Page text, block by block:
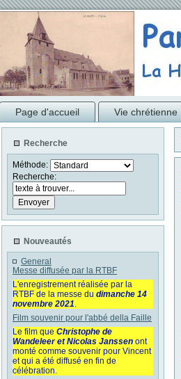
Page d'accueil Vie chrétienne
Recherche
Méthode:
Recherche:
Nouveautés
General
Messe diffusée par la RTBF
L'enregistrement réalisée par la
RTBF de la messe du dimanche 14
novembre 2021.
Film souvenir pour l'abbé della Faille
Le film que Christophe de
Wandeleer et Nicolas Janssen ont
monté comme souvenir pour Vincent
et qui a été diffusé en fin de
célébration.